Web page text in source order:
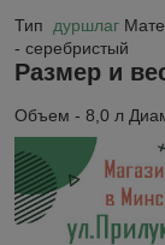
Тип дуршлаг
- серебристый
Размер и
Объем - 8,0 л